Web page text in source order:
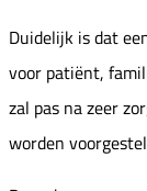
Duidelijk is dat
voor patiënt,
zal pas na zeer
worden